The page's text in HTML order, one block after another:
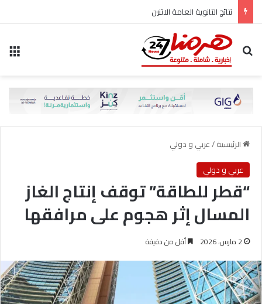
نتائج الثانوية العامة الاثنين
بحث عن
الرئيسية/عربي و دولي
عربي و دولي
“قطر للطاقة” توقف إنتاج الغاز
المسال إثر هجوم على مرافقها
2 مارس، 2026 أقل من دقيقة